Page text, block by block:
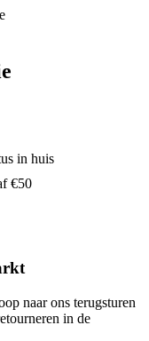
in huis
€50
naar ons terugsturen
in de